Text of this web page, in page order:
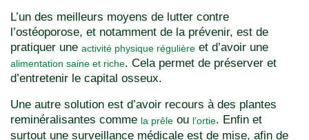
L’un des meilleurs moyens de lutter contre
l’ostéoporose, et notamment de la prévenir, est de
pratiquer une activité physique régulière et d’avoir une
alimentation saine et riche. Cela permet de préserver et
d’entretenir le capital osseux.
Une autre solution est d’avoir recours à des plantes
reminéralisantes comme la prêle ou l’ortie. Enfin et
surtout une surveillance médicale est de mise, afin de